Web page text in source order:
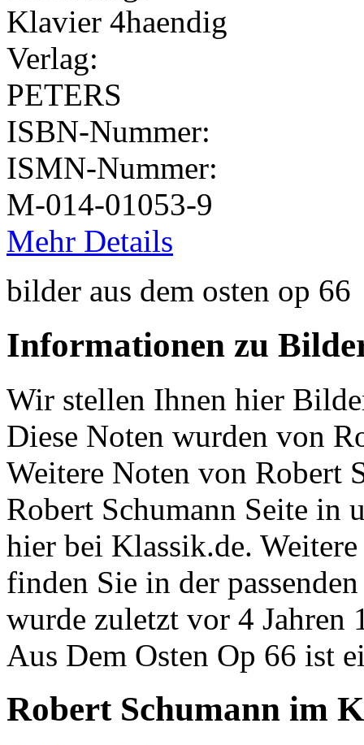
Klavier 4haendig
Verlag:
PETERS
ISBN-Nummer:
ISMN-Nummer:
M-014-01053-9
Mehr Details
bilder aus dem osten op 66
Informationen zu
Wir stellen Ihnen hier
Diese Noten wurden von
Weitere Noten von Robert
Robert Schumann Seite in
hier bei Klassik.de.
finden Sie in der
wurde zuletzt vor 4
Aus Dem Osten Op 66 ist
Robert Schumann im